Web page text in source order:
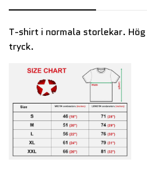
T-shirt i normala storlekar.
tryck.